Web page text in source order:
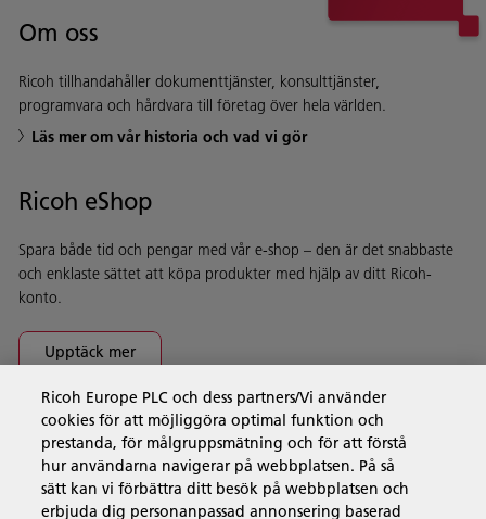
Om oss
Ricoh tillhandahåller dokumenttjänster, konsulttjänster,
programvara och hårdvara till företag över hela världen.
Läs mer om vår historia och vad vi gör
Ricoh eShop
Spara både tid och pengar med vår e-shop – den är det snabbaste
och enklaste sättet att köpa produkter med hjälp av ditt Ricoh-
konto.
Upptäck mer
Företagslösningar
Produkter och tjänster
Ricoh Europe PLC och dess partners/Vi använder
cookies för att möjliggöra optimal funktion och
prestanda, för målgruppsmätning och för att förstå
hur användarna navigerar på webbplatsen. På så
sätt kan vi förbättra ditt besök på webbplatsen och
erbjuda dig personanpassad annonsering baserad